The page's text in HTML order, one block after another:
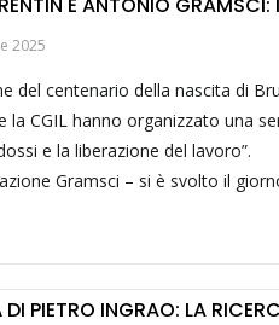
2025
del centenario della nascita di
la CGIL hanno organizzato una
e la liberazione del lavoro”.
Gramsci – si è svolto il
DI PIETRO INGRAO: LA